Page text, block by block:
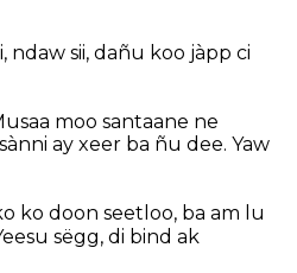
ndaw sii, dañu koo jàpp ci
moo santaane ne
ay xeer ba ñu dee. Yaw
ko doon seetloo, ba am lu
sëgg, di bind ak